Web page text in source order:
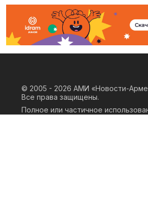
© 2005 - 2026 АМИ «Новости-
Все права защищены.
Полное или частичное